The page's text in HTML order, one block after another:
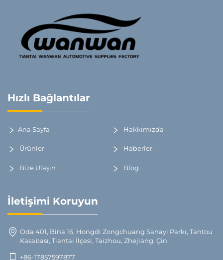
Hızlı Bağlantılar
Ana Sayfa Hakkımızda
Ürünler Haberler
Bize Ulaşın Blog
İletişimi Koruyun
Oda 401, Bina 16, Hongdi Zongchuang Sanayi Parkı, Tantou
Kasabası, Tiantai İlçesi, Taizhou, Zhejiang, Çin
+86-17857597877